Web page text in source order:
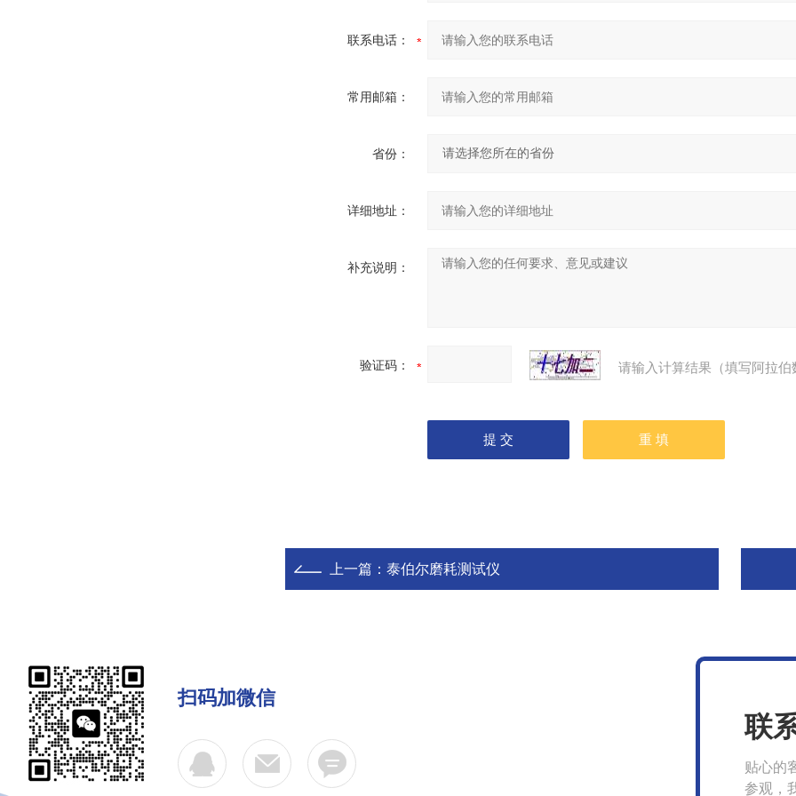
联系电话：
常用邮箱：
省份：
详细地址：
补充说明：
验证码： 请输入计算结果（填写阿拉
上一篇： 泰伯尔磨耗测试仪
扫码加微信
联
贴心的
参观，